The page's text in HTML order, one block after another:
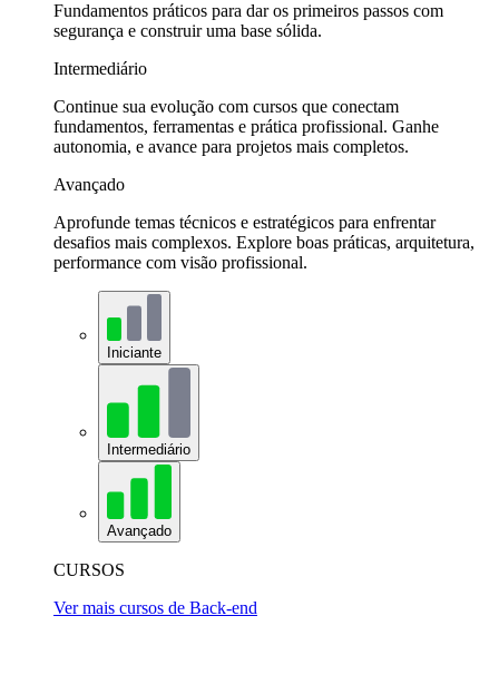
Fundamentos práticos para dar os primeiros passos com
segurança e construir uma base sólida.
Intermediário
Continue sua evolução com cursos que conectam
fundamentos, ferramentas e prática profissional. Ganhe
autonomia, e avance para projetos mais completos.
Avançado
Aprofunde temas técnicos e estratégicos para enfrentar
desafios mais complexos. Explore boas práticas, arquitetura,
performance com visão profissional.
Iniciante
Intermediário
Avançado
CURSOS
Ver mais cursos de Back-end